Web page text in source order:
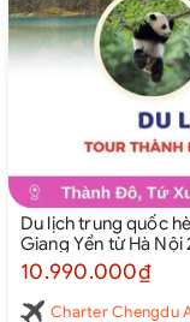
Du lịch trung quốc
Giang Yển từ Hà Nội
10.990.000₫
Charter Chengdu